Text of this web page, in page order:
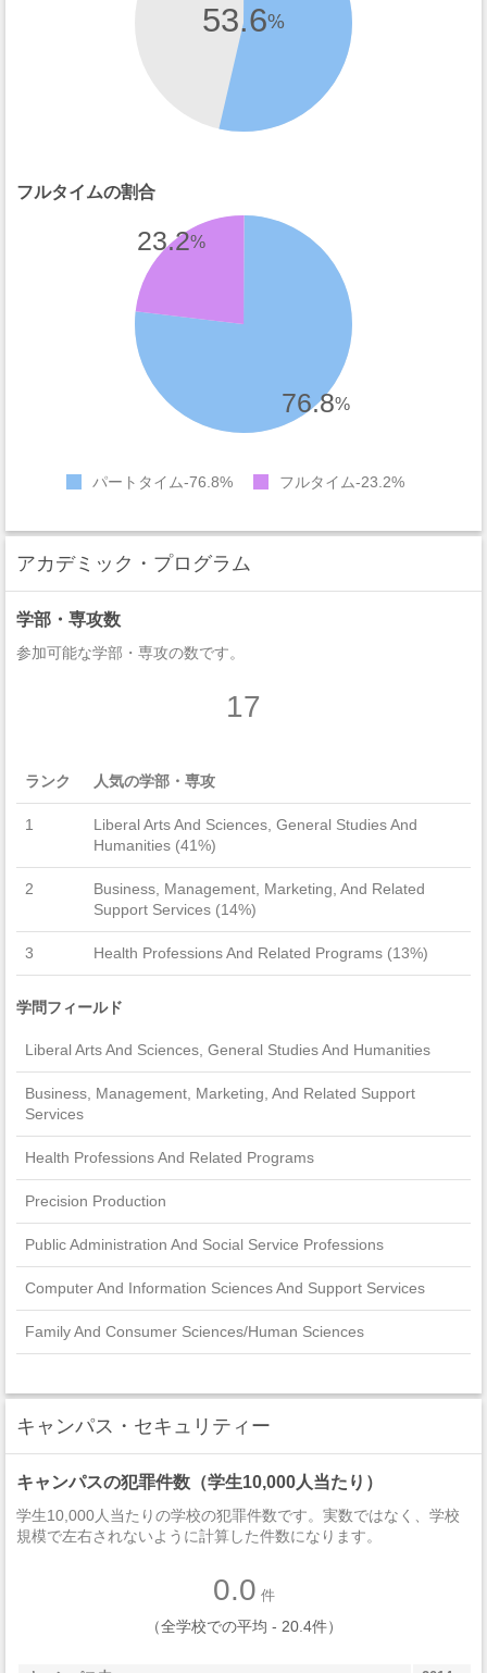
53.6%
フルタイムの割合
76.8%
23.2%
パートタイム 76.8% フルタイム 23.2%
アカデミック・プログラム
学部・専攻数
参加可能な学部・専攻の数です。
17
ランク 人気の学部・専攻
1
Liberal Arts And Sciences, General Studies And
Humanities (41%)
2
Business, Management, Marketing, And Related
Support Services (14%)
3 Health Professions And Related Programs (13%)
学問フィールド
Liberal Arts And Sciences, General Studies And Humanities
Business, Management, Marketing, And Related Support
Services
Health Professions And Related Programs
Precision Production
Public Administration And Social Service Professions
Computer And Information Sciences And Support Services
Family And Consumer Sciences/Human Sciences
Homeland Security, Law Enforcement, Firefighting And Related
Protective Services
Multi/Interdisciplinary Studies
Engineering
キャンパス・セキュリティー
キャンパスの犯罪件数（学生10,000人当たり）
学生10,000人当たりの学校の犯罪件数です。実数ではなく、学校
規模で左右されないように計算した件数になります。
0.0 件
（全学校での平均 - 20.4件）